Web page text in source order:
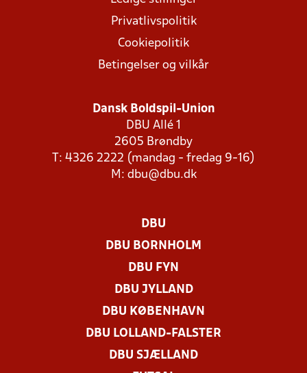
Privatlivspolitik
Cookiepolitik
Betingelser og vilkår
Dansk Boldspil-Union
DBU Allé 1
2605 Brøndby
T: 4326 2222 (mandag - fredag 9-16)
M: dbu@dbu.dk
DBU
DBU BORNHOLM
DBU FYN
DBU JYLLAND
DBU KØBENHAVN
DBU LOLLAND-FALSTER
DBU SJÆLLAND